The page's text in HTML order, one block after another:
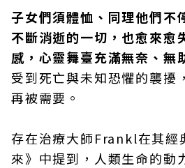
子女們須體恤、同理他們不
不斷消逝的一切，也愈來愈
感，心靈舞臺充滿無奈、無
受到死亡與未知恐懼的襲擾
再被需要。
存在治療大師Frankl在其經
來》中提到，人類生命的動